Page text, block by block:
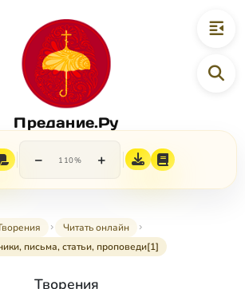
Предание.Ру
− 110% +
Читать онлайн
письма, статьи, проповеди[1]
Творения